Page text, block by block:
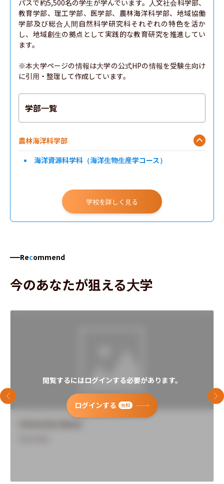
パスで約5,500名の学生が学んでいます。人文社会科学部、
教育学部、理工学部、医学部、農林海洋科学部、地域協働
学部及び総合人間自然科学研究科それぞれの特色を活か
し、地域創生の拠点として実践的な教育研究を推進してい
ます。
※本大学ページの情報は大学の公式HPの情報を受験生向け
に引用・整理して作成しています。
学部一覧
農林海洋科学部
海洋資源科学科（海洋生物生産学コース）
学校を詳しく見る
Recommend
今のあなたが狙える大学
閲覧するにはログインする必要があります。
ログインする 無料
前のスライド 次